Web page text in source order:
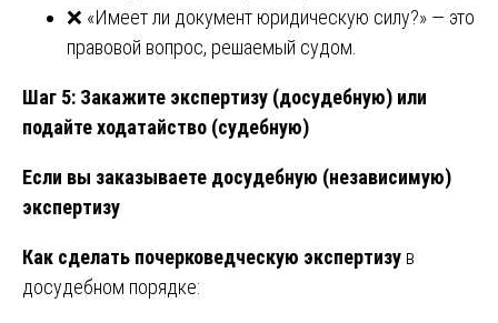
❌ «Имеет ли документ юридическую силу?» — это
правовой вопрос, решаемый судом.
Шаг 5: Закажите экспертизу (досудебную) или
подайте ходатайство (судебную)
Если вы заказываете досудебную (независимую)
экспертизу
Как сделать почерковедческую экспертизу в
досудебном порядке: